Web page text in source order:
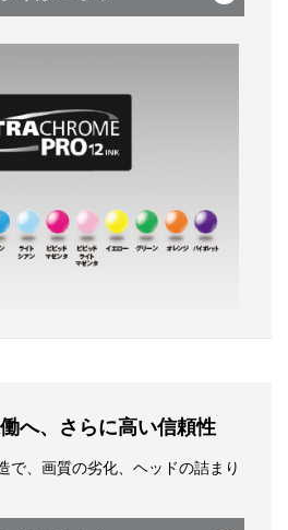
へ、さらに高い信頼性
で、画質の劣化、ヘッドの詰まり